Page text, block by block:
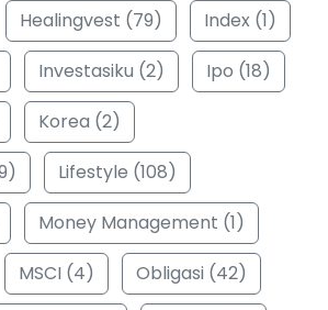
Healingvest (79)
Index (1)
Investasiku (2)
Ipo (18)
Korea (2)
Lifestyle (108)
Money Management (1)
MSCI (4)
Obligasi (42)